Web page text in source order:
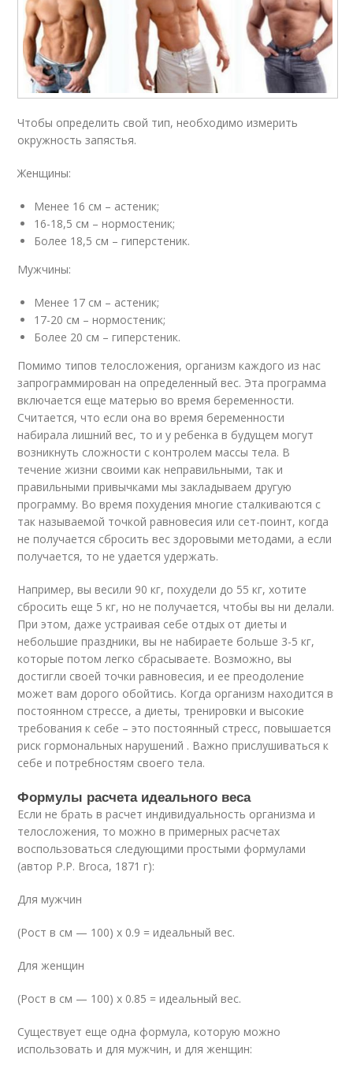
Чтобы определить свой тип, необходимо измерить
окружность запястья.
Женщины:
Менее 16 см – астеник;
16-18,5 см – нормостеник;
Более 18,5 см – гиперстеник.
Мужчины:
Менее 17 см – астеник;
17-20 см – нормостеник;
Более 20 см – гиперстеник.
Помимо типов телосложения, организм каждого из нас
запрограммирован на определенный вес. Эта программа
включается еще матерью во время беременности.
Считается, что если она во время беременности
набирала лишний вес, то и у ребенка в будущем могут
возникнуть сложности с контролем массы тела. В
течение жизни своими как неправильными, так и
правильными привычками мы закладываем другую
программу. Во время похудения многие сталкиваются с
так называемой точкой равновесия или сет-поинт, когда
не получается сбросить вес здоровыми методами, а если
получается, то не удается удержать.
Например, вы весили 90 кг, похудели до 55 кг, хотите
сбросить еще 5 кг, но не получается, чтобы вы ни делали.
При этом, даже устраивая себе отдых от диеты и
небольшие праздники, вы не набираете больше 3-5 кг,
которые потом легко сбрасываете. Возможно, вы
достигли своей точки равновесия, и ее преодоление
может вам дорого обойтись. Когда организм находится в
постоянном стрессе, а диеты, тренировки и высокие
требования к себе – это постоянный стресс, повышается
риск гормональных нарушений . Важно прислушиваться к
себе и потребностям своего тела.
Формулы расчета идеального веса
Если не брать в расчет индивидуальность организма и
телосложения, то можно в примерных расчетах
воспользоваться следующими простыми формулами
(автор P.P. Broca, 1871 г):
Для мужчин
(Рост в см — 100) х 0.9 = идеальный вес.
Для женщин
(Рост в см — 100) х 0.85 = идеальный вес.
Существует еще одна формула, которую можно
использовать и для мужчин, и для женщин: